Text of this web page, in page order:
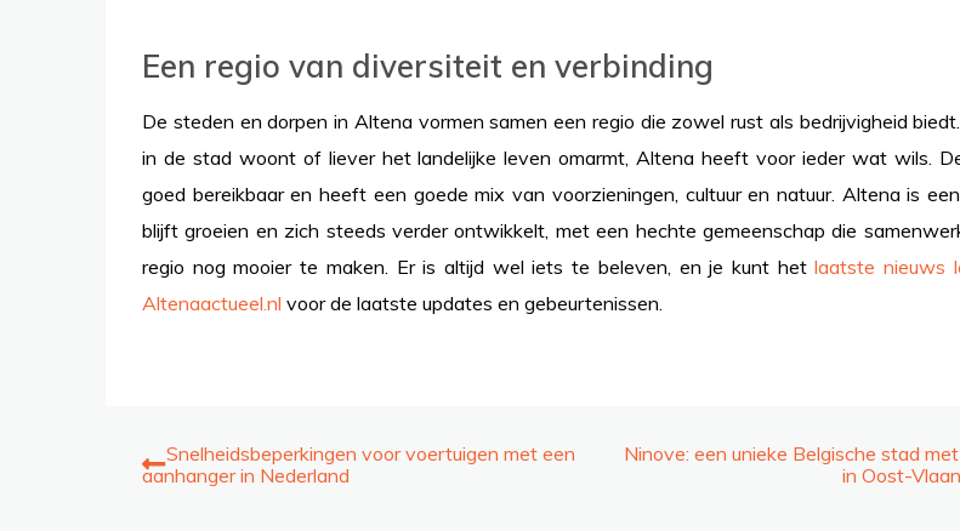
Een regio van diversiteit en verbinding
De steden en dorpen in Altena vormen samen een regio die zowel rust als bedrijvigheid
in de stad woont of liever het landelijke leven omarmt, Altena heeft voor ieder wat wils.
goed bereikbaar en heeft een goede mix van voorzieningen, cultuur en natuur. Altena is
blijft groeien en zich steeds verder ontwikkelt, met een hechte gemeenschap die
regio nog mooier te maken. Er is altijd wel iets te beleven, en je kunt hetlaatste nieuws
Altenaactueel.nl voor de laatste updates en gebeurtenissen.
Post
navigation
Snelheidsbeperkingen voor voertuigen met een
aanhanger in Nederland
Ninove: een unieke Belgische stad
in Oost-